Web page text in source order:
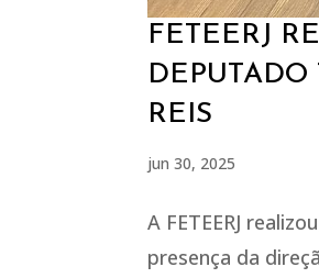
FETEERJ
REIS
jun 30, 2025
A FETEERJ
presença da